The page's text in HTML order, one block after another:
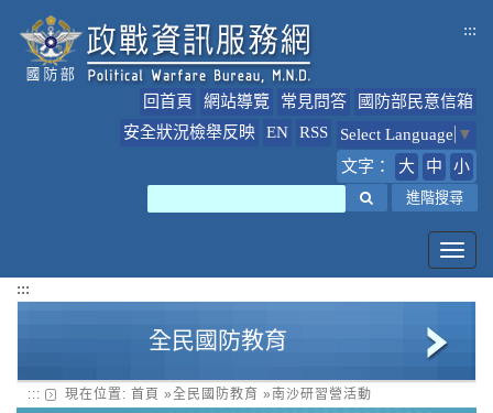
:::
回首頁 網站導覽 常見問答
國防部民意信箱
安全狀況檢舉反映
EN RSS Select Language ▼
文字：
大 中 小
進階搜尋
:::
全民國防教育
全民國防教育簡介
::: 現在位置: 首頁 »全民國防教育 »南沙研習營活動